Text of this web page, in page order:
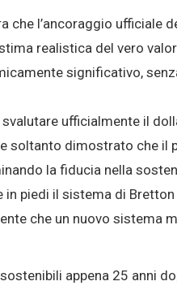
che l’ancoraggio ufficiale
realistica del vero
significativo,
ufficialmente il
soltanto dimostrato che
la fiducia nella
piedi il sistema di
che un nuovo
appena 25 anni